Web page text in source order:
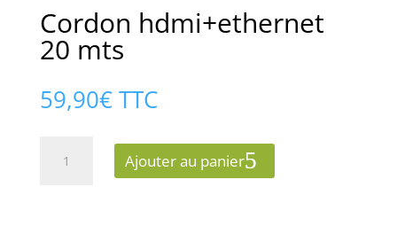
Cordon hdmi+ethernet
20 mts
59,90€ TTC
Ajouter au panier